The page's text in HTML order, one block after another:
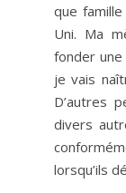
que
Uni. Ma
fonder une
je vais
D’autres
divers
lorsqu’ils